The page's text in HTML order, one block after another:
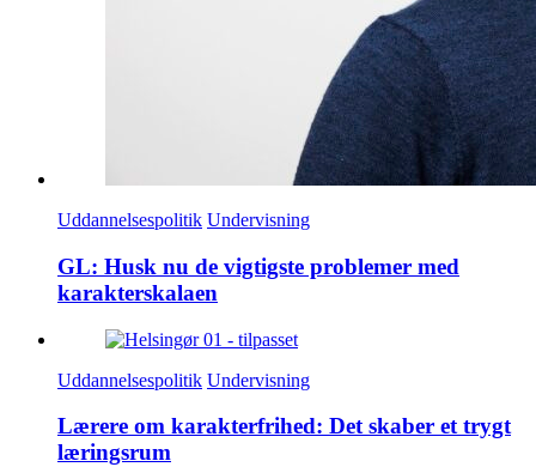
Uddannelsespolitik Undervisning
GL: Husk nu de vigtigste problemer med
karakterskalaen
Uddannelsespolitik Undervisning
Lærere om karakterfrihed: Det skaber et trygt
læringsrum